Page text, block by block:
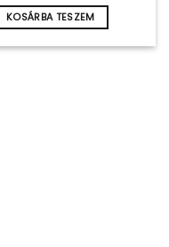
KOSÁRBA TESZEM